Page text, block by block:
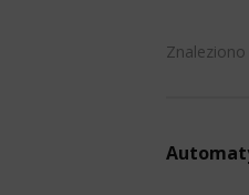
Znaleziono